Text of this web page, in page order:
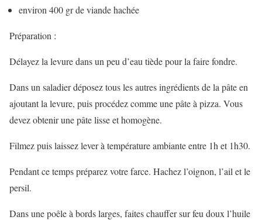
environ 400 gr de viande hachée
Préparation :
Délayez la levure dans un peu d’eau tiède pour la faire fondre.
Dans un saladier déposez tous les autres ingrédients de la pâte en
ajoutant la levure, puis procédez comme une pâte à pizza. Vous
devez obtenir une pâte lisse et homogène.
Filmez puis laissez lever à température ambiante entre 1h et 1h30.
Pendant ce temps préparez votre farce. Hachez l’oignon, l’ail et le
persil.
Dans une poêle à bords larges, faites chauffer sur feu doux l’huile